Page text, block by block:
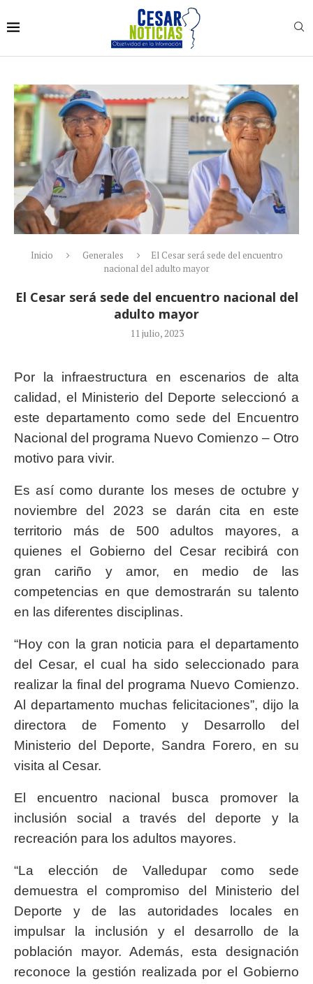
Inicio Generales
El Cesar será sede del encuentro
nacional del adulto mayor
El Cesar será sede del encuentro nacional del
adulto mayor
11 julio, 2023
Por la infraestructura en escenarios de alta
calidad, el Ministerio del Deporte seleccionó a
este departamento como sede del Encuentro
Nacional del programa Nuevo Comienzo – Otro
motivo para vivir.
Es así como durante los meses de octubre y
noviembre del 2023 se darán cita en este
territorio más de 500 adultos mayores, a
quienes el Gobierno del Cesar recibirá con
gran cariño y amor, en medio de las
competencias en que demostrarán su talento
en las diferentes disciplinas.
“Hoy con la gran noticia para el departamento
del Cesar, el cual ha sido seleccionado para
realizar la final del programa Nuevo Comienzo.
Al departamento muchas felicitaciones”, dijo la
directora de Fomento y Desarrollo del
Ministerio del Deporte, Sandra Forero, en su
visita al Cesar.
El encuentro nacional busca promover la
inclusión social a través del deporte y la
recreación para los adultos mayores.
“La elección de Valledupar como sede
demuestra el compromiso del Ministerio del
Deporte y de las autoridades locales en
impulsar la inclusión y el desarrollo de la
población mayor. Además, esta designación
reconoce la gestión realizada por el Gobierno